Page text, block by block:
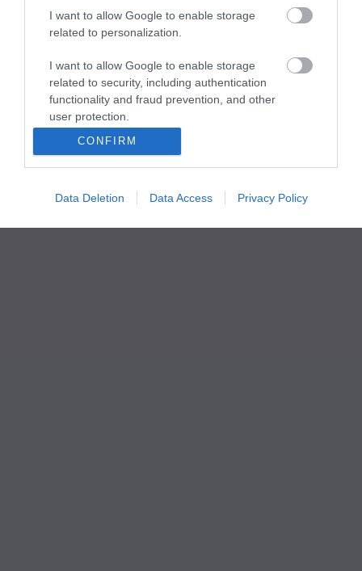
I want to allow Google to enable storage
related to personalization.
I want to allow Google to enable storage
related to security, including authentication
functionality and fraud prevention, and other
user protection.
CONFIRM
Data Deletion Data Access Privacy Policy
Partnerek
ma.hu RSS csatornái